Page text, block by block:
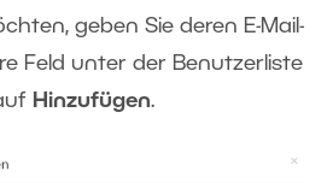
geben Sie deren E-Mail-
Feld unter der Benutzerliste
Hinzufügen.